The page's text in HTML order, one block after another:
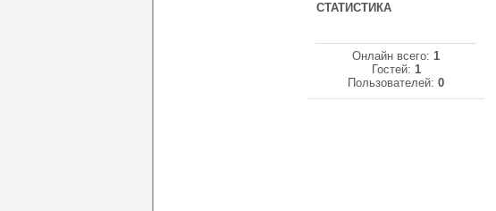
СТАТИСТИКА
Онлайн всего: 1
Гостей: 1
Пользователей: 0